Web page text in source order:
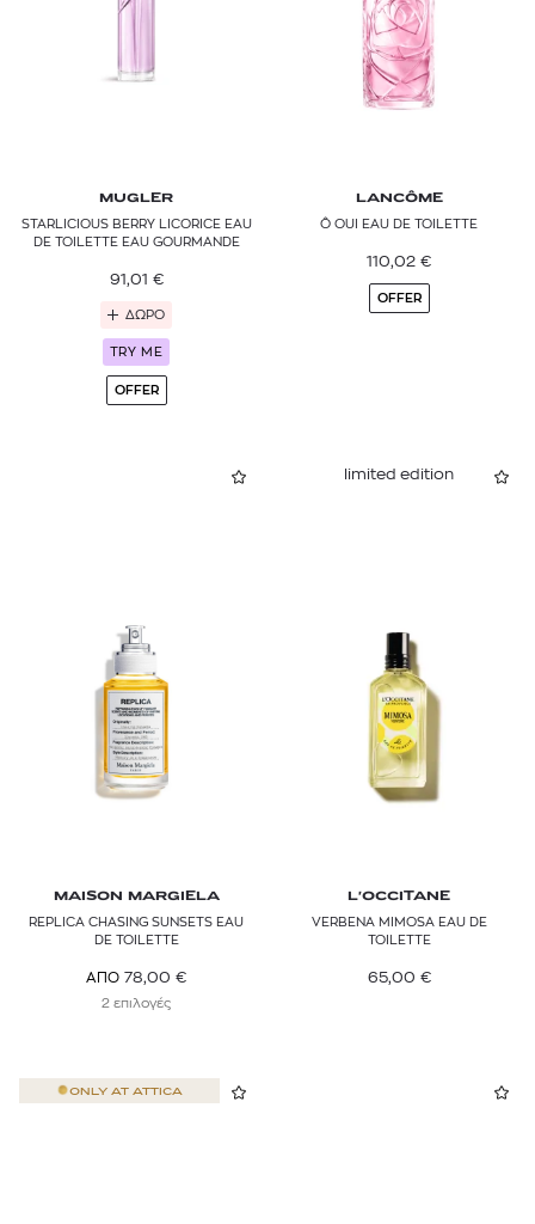
MUGLER
STARLICIOUS BERRY LICORICE EAU
DE TOILETTE EAU GOURMANDE
91,01 €
ΔΩΡΟ
TRY ME
OFFER
LANCÔME
Ô OUI EAU DE TOILETTE
110,02 €
OFFER
MAISON MARGIELA
REPLICA CHASING SUNSETS EAU
DE TOILETTE
ΑΠΟ 78,00 €
2 επιλογές
limited edition
L'OCCITANE
VERBENA MIMOSA EAU DE
TOILETTE
65,00 €
ONLY AT ATTICA